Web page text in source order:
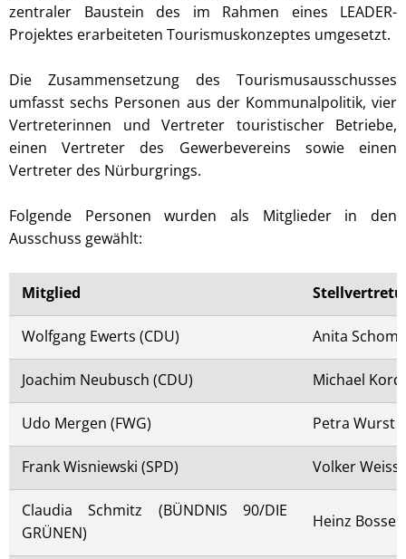
zentraler Baustein des im Rahmen eines LEADER-
Projektes erarbeiteten Tourismuskonzeptes umgesetzt.
Die Zusammensetzung des Tourismusausschusses
umfasst sechs Personen aus der Kommunalpolitik, vier
Vertreterinnen und Vertreter touristischer Betriebe,
einen Vertreter des Gewerbevereins sowie einen
Vertreter des Nürburgrings.
Folgende Personen wurden als Mitglieder in den
Ausschuss gewählt:
Mitglied
Wolfgang Ewerts (CDU) Anita
Joachim Neubusch (CDU) Michael
Udo Mergen (FWG) Petra Wurst
Frank Wisniewski (SPD) Volker Weiss
Claudia Schmitz (BÜNDNIS 90/DIE
GRÜNEN)
Heinz